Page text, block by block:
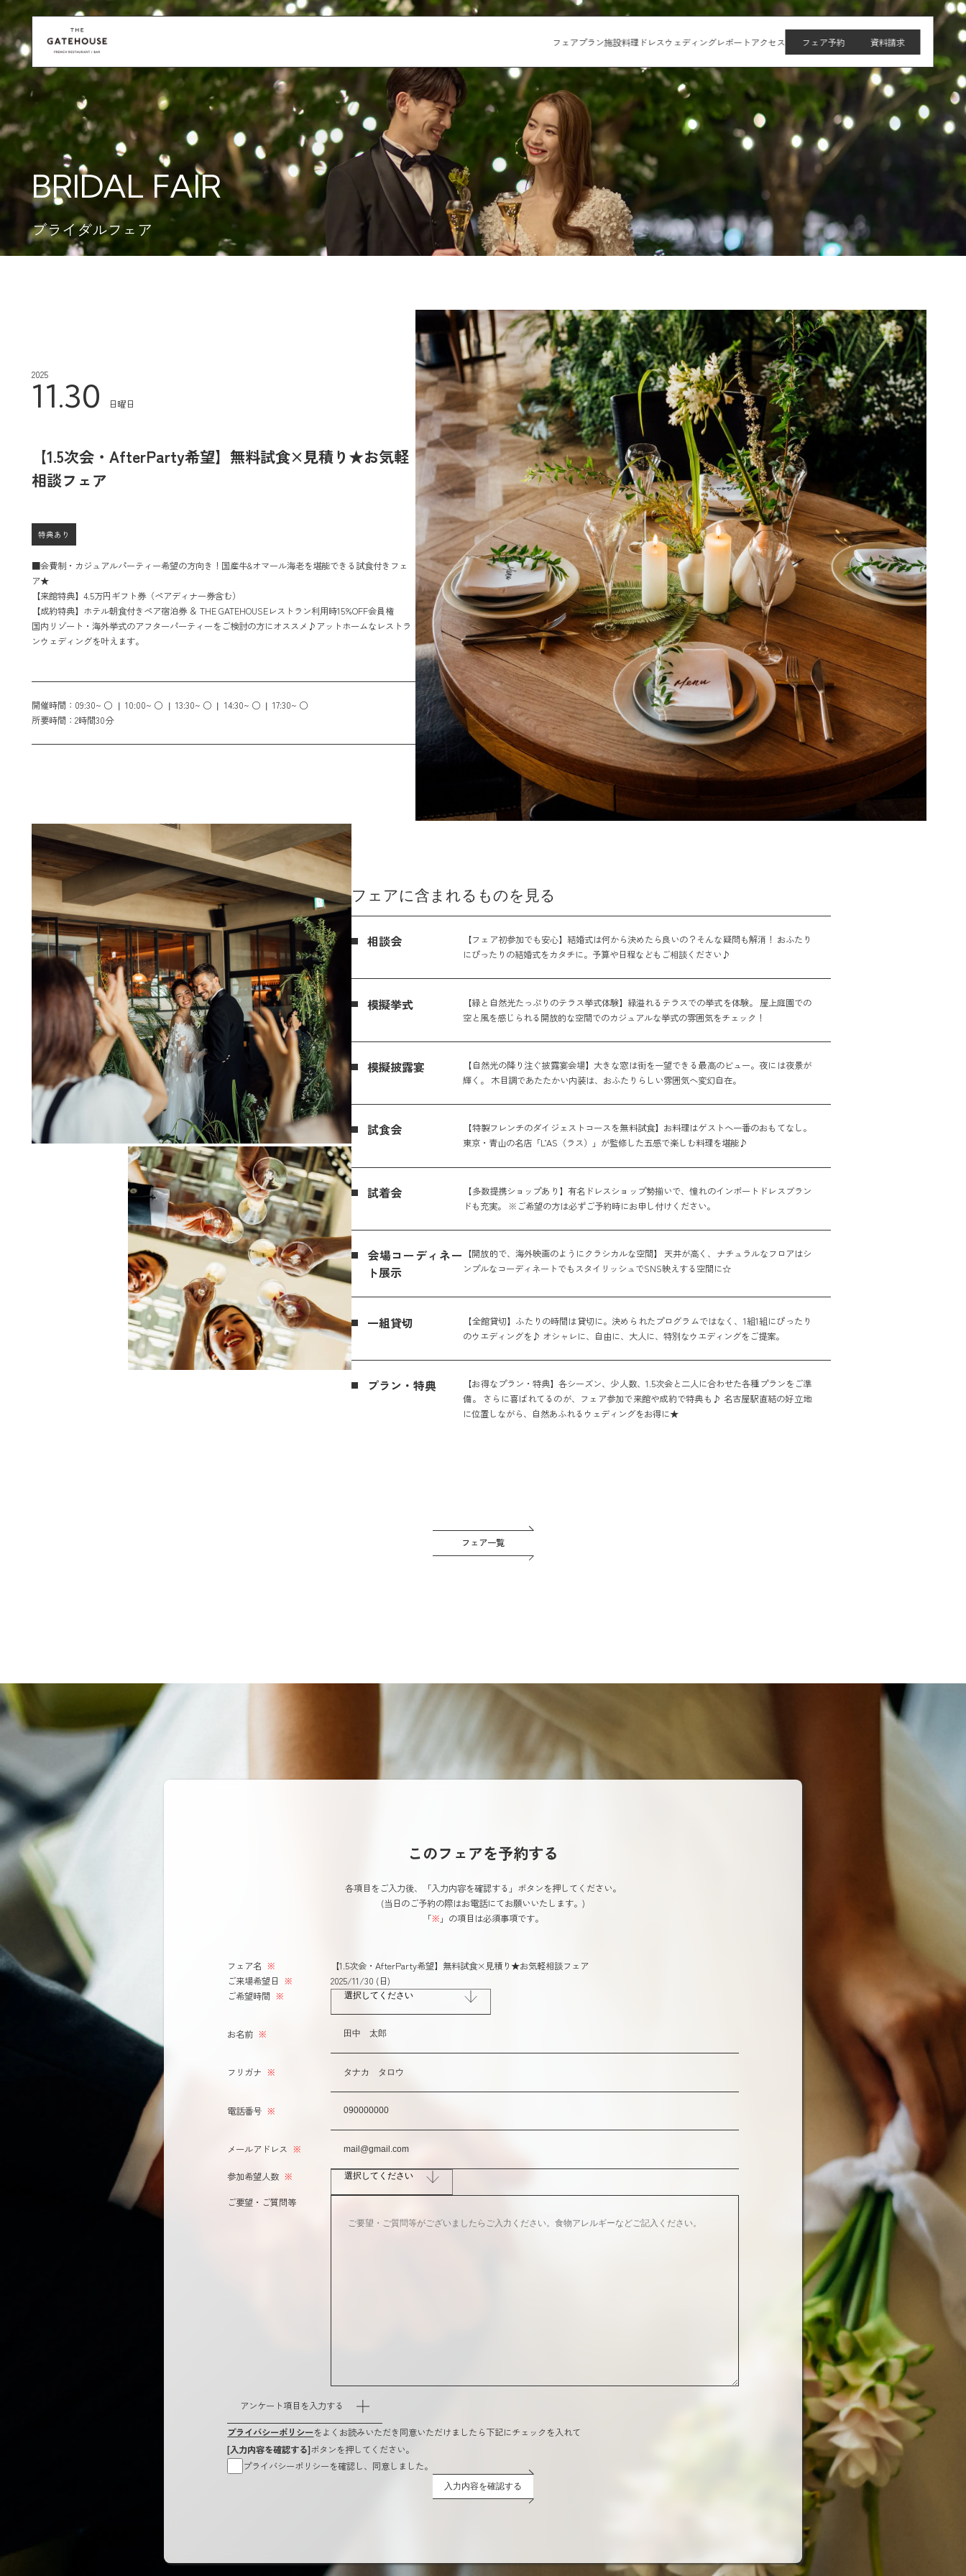
フェアプラン施設料理 ドレスウェディングレポートアクセス フェア予約 資料請求
BRIDAL FAIR
ブライダルフェア
2025
11.30 日曜日
【1.5次会・AfterParty希望】無料試食×見積り★お気軽
相談フェア
特典あり
■会費制・カジュアルパーティー希望の方向き！国産牛&オマール海老を堪能できる試食付きフェ
ア★
【来館特典】4.5万円ギフト券（ペアディナー券含む）
【成約特典】ホテル朝食付きペア宿泊券 ＆ THE GATEHOUSEレストラン利用時15%OFF会員権
国内リゾート・海外挙式のアフターパーティーをご検討の方にオススメ♪アットホームなレストラ
ンウェディングを叶えます。
開催時間： 09:30~ ○ 10:00~ ○ 13:30~ ○ 14:30~ ○
17:30~ ○
所要時間：2時間30分
フェアに含まれるものを見る
相談会
【フェア初参加でも安心】結婚式は何から決めたら良いの？そんな疑問も解消！ おふたり
にぴったりの結婚式をカタチに。予算や日程などもご相談ください♪
模擬挙式
【緑と自然光たっぷりのテラス挙式体験】緑溢れるテラスでの挙式を体験。 屋上庭園での
空と風を感じられる開放的な空間でのカジュアルな挙式の雰囲気をチェック！
模擬披露宴
【自然光の降り注ぐ披露宴会場】大きな窓は街を一望できる最高のビュー。夜には夜景が
輝く。 木目調であたたかい内装は、おふたりらしい雰囲気へ変幻自在。
試食会
【特製フレンチのダイジェストコースを無料試食】お料理はゲストへ一番のおもてなし。
東京・青山の名店「L’AS（ラス）」が監修した五感で楽しむ料理を堪能♪
試着会
【多数提携ショップあり】有名ドレスショップ勢揃いで、憧れのインポートドレスブラン
ドも充実。 ※ご希望の方は必ずご予約時にお申し付けください。
会場コーディネー
ト展示
【開放的で、海外映画のようにクラシカルな空間】 天井が高く、ナチュラルなフロアはシ
ンプルなコーディネートでもスタイリッシュでSNS映えする空間に☆
一組貸切
【全館貸切】ふたりの時間は貸切に。決められたプログラムではなく、1組1組にぴったり
のウエディングを♪ オシャレに、自由に、大人に、特別なウエディングをご提案。
プラン・特典
【お得なプラン・特典】各シーズン、少人数、1.5次会と二人に合わせた各種プランをご準
備。 さらに喜ばれてるのが、フェア参加で来館や成約で特典も♪ 名古屋駅直結の好立地
に位置しながら、自然あふれるウェディングをお得に★
フェア一覧
このフェアを予約する
各項目をご入力後、「入力内容を確認する」ボタンを押してください。
(当日のご予約の際はお電話にてお願いいたします。)
「※ 」の項目は必須事項です。
フェア名 ※
【1.5次会・AfterParty希望】無料試食×見積り★お気軽相談フェア
ご来場希望日 ※
2025/11/30 (日)
ご希望時間 ※
お名前 ※
フリガナ ※
電話番号 ※
メールアドレス ※
参加希望人数 ※
ご要望・ご質問等
アンケート項目を入力する
プライバシーポリシーをよくお読みいただき同意いただけましたら下記にチェックを入れて
[入力内容を確認する]ボタンを押してください。
プライバシーポリシーを確認し、同意しました。